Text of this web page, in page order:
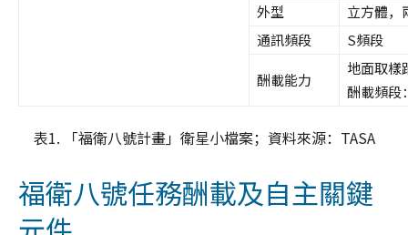
外型
立方體，
通訊頻段
S頻段
酬載能力
地面取樣
酬載頻段
表1. 「福衛八號計畫」衛星小檔案；資料來源：TASA
福衛八號任務酬載及自主關鍵